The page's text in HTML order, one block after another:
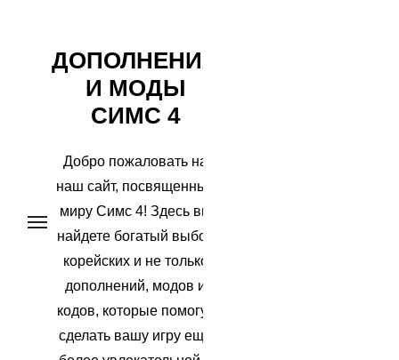
Перейти
содержимому
ДОПОЛНЕНИЯ
И МОДЫ
СИМС 4
Добро пожаловать на
наш сайт, посвященный
миру Симс 4! Здесь вы
найдете богатый выбор
корейских и не только
дополнений, модов и
кодов, которые помогут
сделать вашу игру еще